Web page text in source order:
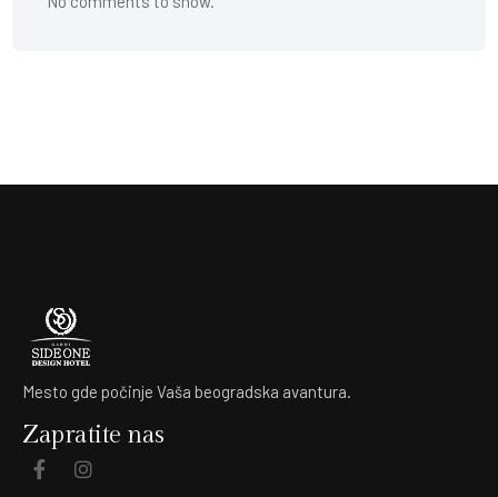
Mesto gde počinje Vaša beogradska avantura.
Zapratite nas